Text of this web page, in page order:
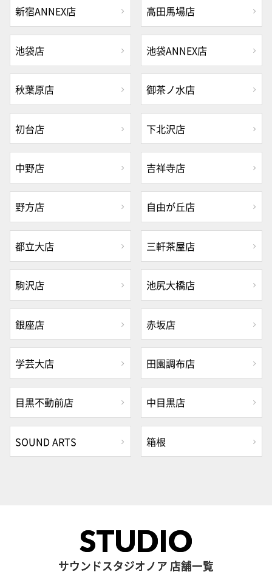
新宿ANNEX店 高田馬場店
池袋店 池袋ANNEX店
秋葉原店 御茶ノ水店
初台店 下北沢店
中野店 吉祥寺店
野方店 自由が丘店
都立大店 三軒茶屋店
駒沢店 池尻大橋店
銀座店 赤坂店
学芸大店 田園調布店
目黒不動前店 中目黒店
SOUND ARTS 箱根
STUDIO
サウンドスタジオノア 店舗一覧